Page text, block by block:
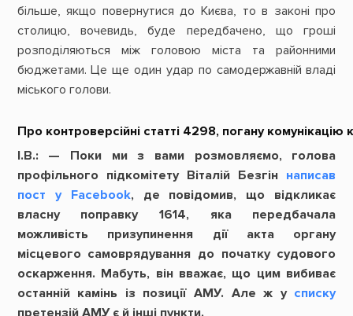
більше, якщо повернутися до Києва, то в законі про
столицю, вочевидь, буде передбачено, що гроші
розподіляються між головою міста та районними
бюджетами. Це ще один удар по самодержавній владі
міського голови.
Про контроверсійні статті 4298, погану комунікацію
І.В.: — Поки ми з вами розмовляємо, голова
профільного підкомітету Віталій Безгін написав
пост у
Facebook, де повідомив, що відкликає
власну поправку 1614, яка передбачала
можливість призупинення дії акта органу
місцевого самоврядування до початку судового
оскарження. Мабуть, він вважає, що цим вибиває
останній камінь із позиції АМУ. Але ж у списку